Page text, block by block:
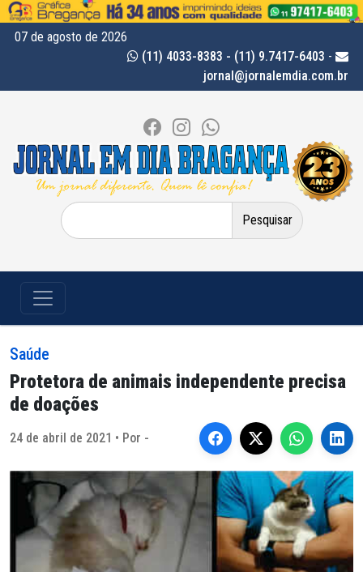
07 de agosto de 2026
(11) 4033-8383 - (11) 9.7417-6403 -
jornal@jornalemdia.com.br
Pesquisar
por:
Saúde
Protetora de animais independente precisa
de doações
24 de abril de 2021 • Por -